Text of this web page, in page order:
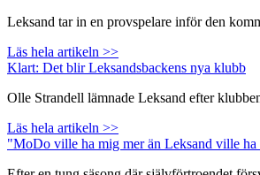
Leksand tar in en provspelare inför den
Läs hela artikeln >>
Klart: Det blir Leksandsbackens nya klubb
Olle Strandell lämnade Leksand efter
Läs hela artikeln >>
"MoDo ville ha mig mer än Leksand ville